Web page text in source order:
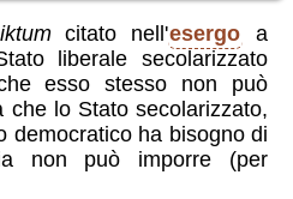
citato nell'esergo
a
liberale secolarizzato
esso stesso non può
che lo Stato secolarizzato,
democratico ha bisogno di
non può imporre (per